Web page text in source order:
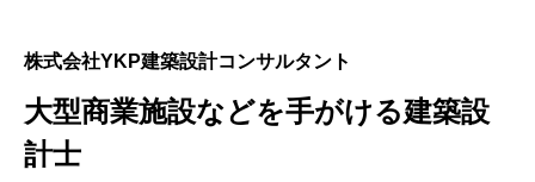
株式会社YKP建築設計コンサルタント
大型商業施設などを手がける建築設
計士